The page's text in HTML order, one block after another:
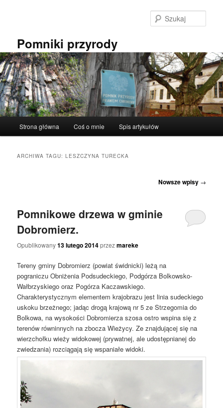
Pomniki przyrody
Strona główna Coś o mnie Spis artykułów
ARCHIWA TAGU:LESZCZYNA TURECKA
Nowsze wpisy →
Pomnikowe drzewa w gminie
Dobromierz.
Opublikowany13 lutego 2014przezmareke
Tereny gminy Dobromierz (powiat świdnicki) leżą na
pograniczu Obniżenia Podsudeckiego, Podgórza Bolkowsko-
Wałbrzyskiego oraz Pogórza Kaczawskiego.
Charakterystycznym elementem krajobrazu jest linia sudeckiego
uskoku brzeżnego; jadąc drogą krajową nr 5 ze Strzegomia do
Bolkowa, na wysokości Dobromierza szosa ostro wspina się z
terenów równinnych na zbocza Wieżycy. Ze znajdującej się na
wierzchołku wieży widokowej (prywatnej, ale udostępnianej do
zwiedzania) rozciągają się wspaniałe widoki.